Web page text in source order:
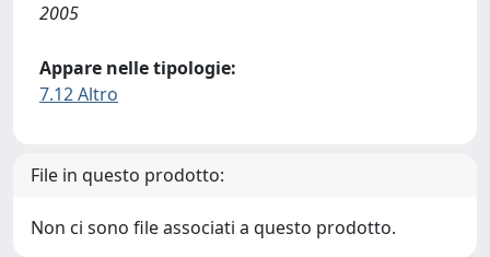
2005
Appare nelle tipologie:
7.12 Altro
File in questo prodotto:
Non ci sono file associati a questo prodotto.